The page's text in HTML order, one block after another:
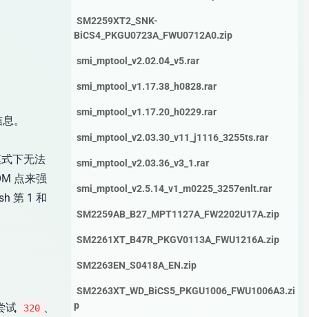
。
下无法
点来强
第 1 和
试 320 、
SM2259XT2_SNK-
BiCS4_PKGU0723A_FWU0712A0.zip
smi_mptool_v2.02.04_v5.rar
smi_mptool_v1.17.38_h0828.rar
smi_mptool_v1.17.20_h0229.rar
smi_mptool_v2.03.30_v11_j1116_3255ts.rar
smi_mptool_v2.03.36_v3_1.rar
smi_mptool_v2.5.14_v1_m0225_3257enlt.rar
SM2259AB_B27_MPT1127A_FW2202U17A.zip
SM2261XT_B47R_PKGV0113A_FWU1216A.zip
SM2263EN_S0418A_EN.zip
SM2263XT_WD_BiCS5_PKGU1006_FWU1006A3.zi
p